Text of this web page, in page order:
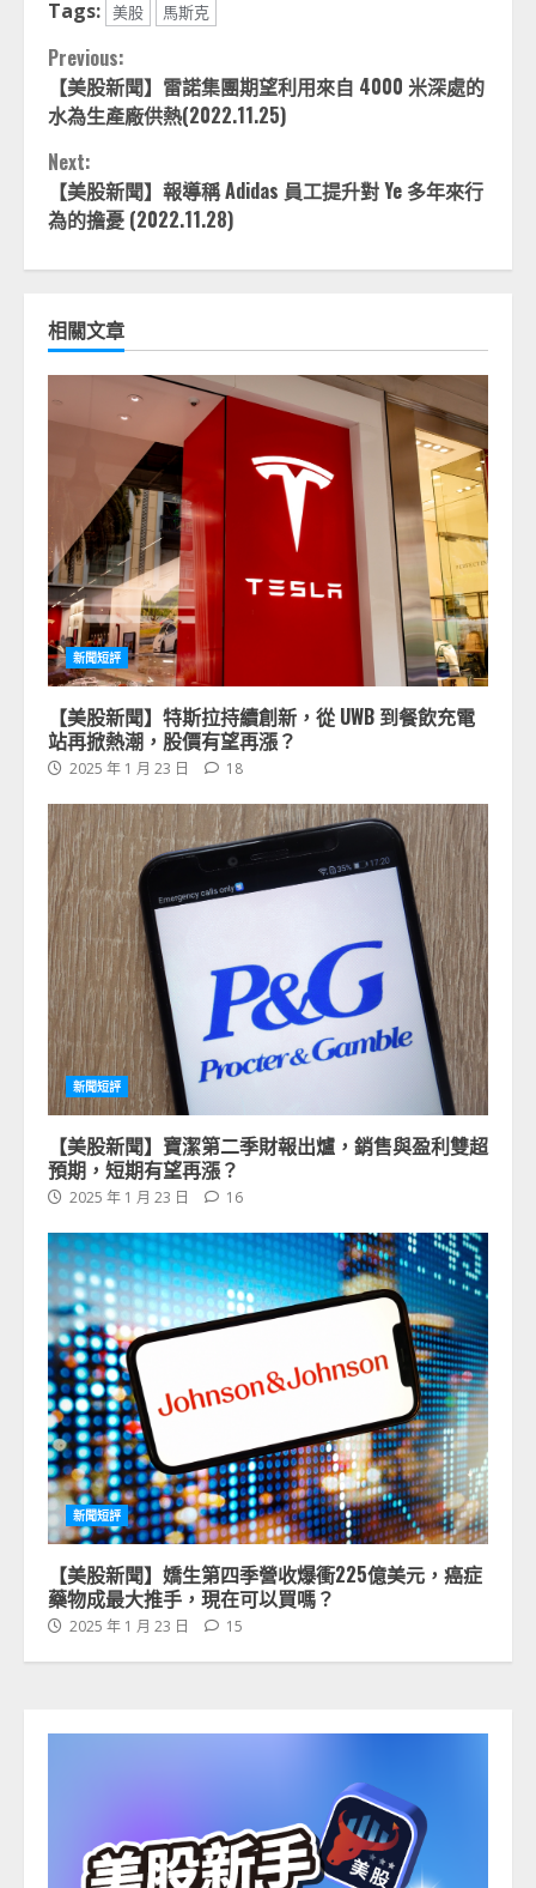
Tags: 美股 馬斯克
Continue
Reading
Previous:
【美股新聞】雷諾集團期望利用來自 4000 米深處的
水為生產廠供熱(2022.11.25)
Next:
【美股新聞】報導稱 Adidas 員工提升對 Ye 多年來行
為的擔憂 (2022.11.28)
相關文章
新聞短評
【美股新聞】特斯拉持續創新，從 UWB 到餐飲充電
站再掀熱潮，股價有望再漲？
2025 年 1 月 23 日 18
新聞短評
【美股新聞】寶潔第二季財報出爐，銷售與盈利雙超
預期，短期有望再漲？
2025 年 1 月 23 日 16
新聞短評
【美股新聞】嬌生第四季營收爆衝225億美元，癌症
藥物成最大推手，現在可以買嗎？
2025 年 1 月 23 日 15